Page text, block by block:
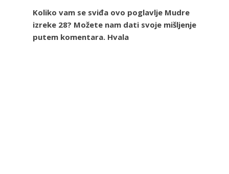
Koliko vam se sviđa ovo poglavlje Mudre
izreke 28? Možete nam dati svoje mišljenje
putem komentara. Hvala